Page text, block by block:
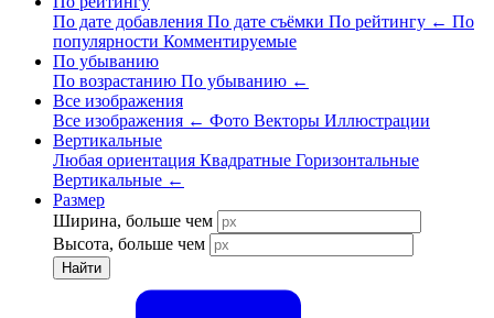
По дате добавления По дате съёмки По рейтингу ← По
популярности Комментируемые
По убыванию
По возрастанию По убыванию ←
Все изображения
Все изображения ← Фото Векторы Иллюстрации
Вертикальные
Любая ориентация Квадратные Горизонтальные
Вертикальные ←
Размер
Ширина, больше чем
Высота, больше чем
Найти